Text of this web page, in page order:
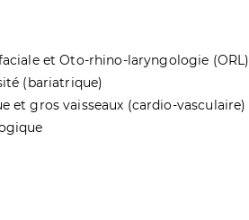
et Oto-rhino-laryngologie (ORL)
(bariatrique)
et gros vaisseaux (cardio-vasculaire)